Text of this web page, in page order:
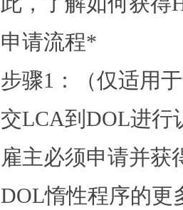
申请流程*
步骤1：（仅适用
交LCA到DOL进行
雇主必须申请并获
DOL惰性程序的更